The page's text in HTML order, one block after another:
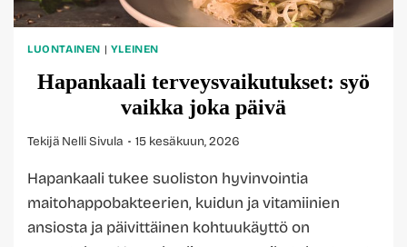
LUONTAINEN | YLEINEN
Hapankaali terveysvaikutukset: syö
vaikka joka päivä
Tekijä Nelli Sivula 15 kesäkuun, 2026
Hapankaali tukee suoliston hyvinvointia
maitohappobakteerien, kuidun ja vitamiinien
ansiosta ja päivittäinen kohtuukäyttö on